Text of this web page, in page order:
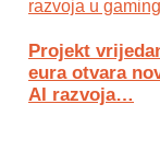
Projekt
eura otvara
AI razvoja…